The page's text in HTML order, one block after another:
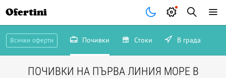
Ofertini
Всички оферти Почивки Стоки В града
ПОЧИВКИ НА ПЪРВА ЛИНИЯ МОРЕ В